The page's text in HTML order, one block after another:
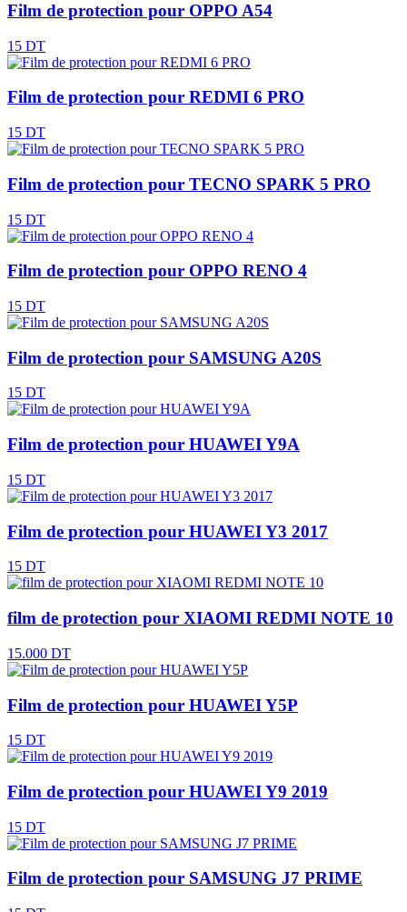
Film de protection pour OPPO A54
15 DT
Film de protection pour REDMI 6 PRO
15 DT
Film de protection pour TECNO SPARK 5 PRO
15 DT
Film de protection pour OPPO RENO 4
15 DT
Film de protection pour SAMSUNG A20S
15 DT
Film de protection pour HUAWEI Y9A
15 DT
Film de protection pour HUAWEI Y3 2017
15 DT
film de protection pour XIAOMI REDMI NOTE 10
15.000 DT
Film de protection pour HUAWEI Y5P
15 DT
Film de protection pour HUAWEI Y9 2019
15 DT
Film de protection pour SAMSUNG J7 PRIME